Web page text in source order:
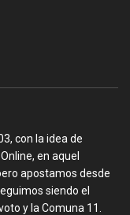
con la idea de
en aquel
apostamos desde
siendo el
y la Comuna 11.